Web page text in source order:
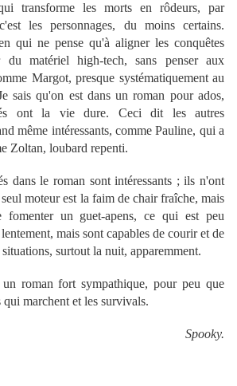
transforme les morts en rôdeurs, par
les personnages, du moins certains.
qui ne pense qu'à aligner les conquêtes
du matériel high-tech, sans penser aux
Margot, presque systématiquement au
sais qu'on est dans un roman pour ados,
ont la vie dure. Ceci dit les autres
même intéressants, comme Pauline, qui a
Zoltan, loubard repenti.
dans le roman sont intéressants ; ils n'ont
moteur est la faim de chair fraîche, mais
fomenter un guet-apens, ce qui est peu
mais sont capables de courir et de
surtout la nuit, apparemment.
roman fort sympathique, pour peu que
marchent et les survivals.
Spooky.